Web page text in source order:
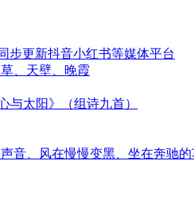
步更新抖音小红书等媒体平台
、天壁、晚霞
与太阳》（组诗九首）
音、风在慢慢变黑、坐在奔驰